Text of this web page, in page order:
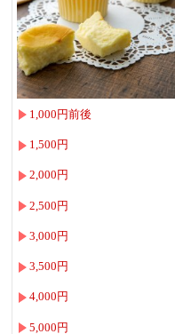
1,000円前後
1,500円
2,000円
2,500円
3,000円
3,500円
4,000円
5,000円